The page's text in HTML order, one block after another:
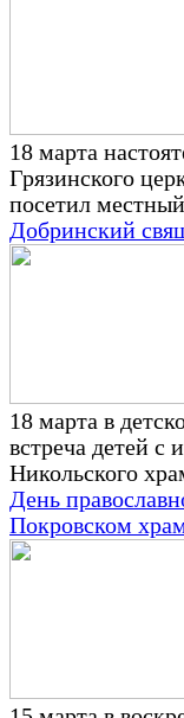
18 марта
Грязинского
посетил
Добринский
18 марта в
встреча детей
Никольского
День
Покровском